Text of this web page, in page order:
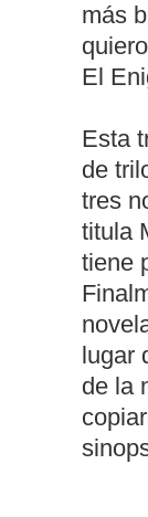
más
El
Esta
de
tres
titula
tiene
lugar
de la